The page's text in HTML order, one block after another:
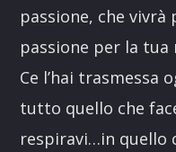
passione, che
passione per la tua
Ce l’hai trasmessa
tutto quello che
respiravi…in quello